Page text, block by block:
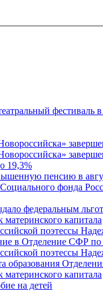
фестиваль в
19,3%
пенсию в
фонда
федеральным
материнского капитала
поэтессы
в Отделение СФР
поэтессы
образования
материнского капитала
на детей